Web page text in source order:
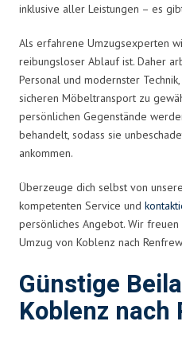
inklusive aller Leistungen – es
Als erfahrene Umzugsexperten
reibungsloser Ablauf ist. Daher
Personal und modernster
sicheren Möbeltransport zu
persönlichen Gegenstände
behandelt, sodass sie
ankommen.
Überzeuge dich selbst von
kompetenten Service und
persönliches Angebot. Wir
Umzug von Koblenz nach
Günstige
Koblenz